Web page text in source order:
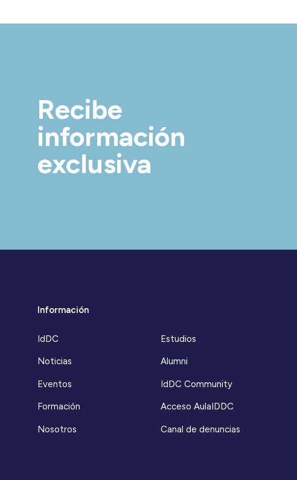
Recibe
información
exclusiva
Información
IdDC
Noticias
Eventos
Formación
Nosotros
Estudios
Alumni
IdDC Community
Acceso AulaIDDC
Canal de denuncias